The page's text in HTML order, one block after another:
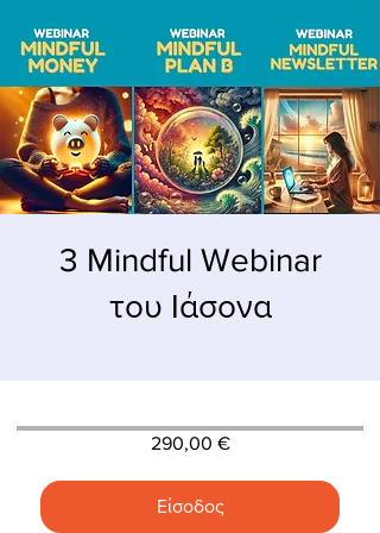
3 Mindful Webinar
του Ιάσονα
290,00 €
Είσοδος